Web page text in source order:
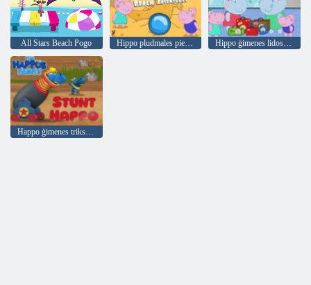
All Stars Beach Pogo Hippo pludmales piedzīvojumi Hippo ģimenes lidostas piedzīvojums